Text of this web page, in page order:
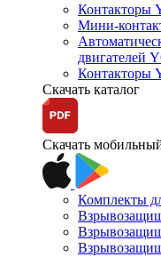
Контакторы
Мини-
двигателей
Контакторы
Скачать каталог
Скачать
Комплекты